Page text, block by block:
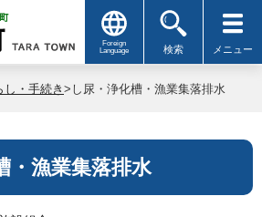
Foreign
Language
検索 メニュー
し・手続き >し尿・浄化槽・漁業集落排水
・漁業集落排水